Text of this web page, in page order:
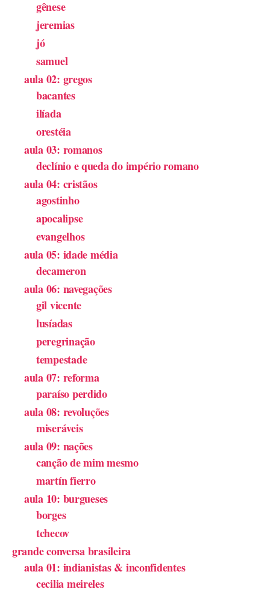
gênese
jeremias
jó
samuel
aula 02: gregos
bacantes
ilíada
orestéia
aula 03: romanos
declínio e queda do império romano
aula 04: cristãos
agostinho
apocalipse
evangelhos
aula 05: idade média
decameron
aula 06: navegações
gil vicente
lusíadas
peregrinação
tempestade
aula 07: reforma
paraíso perdido
aula 08: revoluções
miseráveis
aula 09: nações
canção de mim mesmo
martín fierro
aula 10: burgueses
borges
tchecov
grande conversa brasileira
aula 01: indianistas & inconfidentes
cecilia meireles